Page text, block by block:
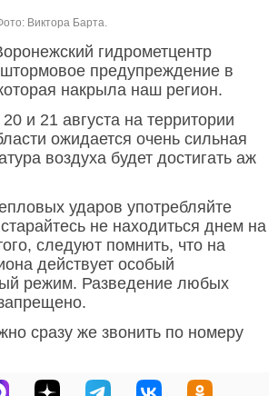
Виктора Барта.
гидрометцентр
предупреждение в
накрыла наш регион.
и 21 августа на территории
ожидается очень сильная
воздуха будет достигать аж
ударов употребляйте
не находиться днем на
следуют помнить, что на
действует особый
режим. Разведение любых
сразу же звонить по номеру